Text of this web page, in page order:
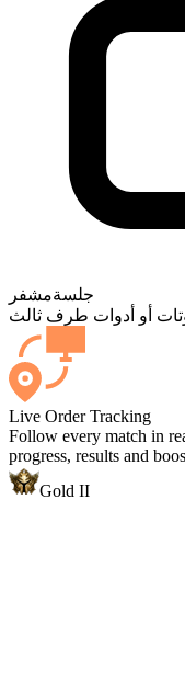
جلسةمشفر
أو أدوات طرف ثالث
Live Order Tracking
Follow every match in
progress, results and
Gold II